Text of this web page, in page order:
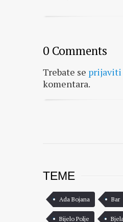
0 Comments
Trebate se prijaviti
komentara.
TEME
Ada Bojana Bar
Bijelo Polje